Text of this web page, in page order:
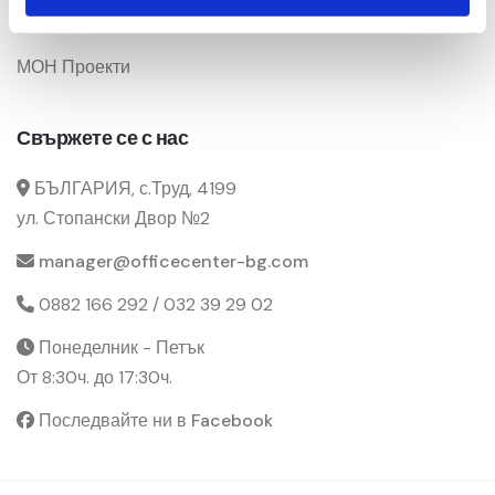
Промоции
МОН Проекти
Свържете се с нас
БЪЛГАРИЯ, с.Труд, 4199
ул. Стопански Двор №2
manager@officecenter-bg.com
0882 166 292 / 032 39 29 02
Понеделник - Петък
От 8:30ч. до 17:30ч.
Последвайте ни в Facebook